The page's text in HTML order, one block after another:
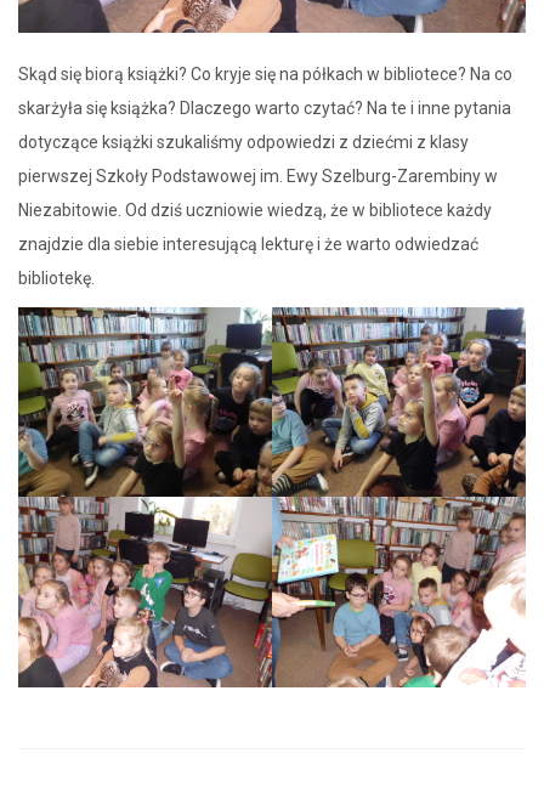
Skąd się biorą książki? Co kryje się na półkach w bibliotece? Na co
skarżyła się książka? Dlaczego warto czytać? Na te i inne pytania
dotyczące książki szukaliśmy odpowiedzi z dziećmi z klasy
pierwszej Szkoły Podstawowej im. Ewy Szelburg-Zarembiny w
Niezabitowie. Od dziś uczniowie wiedzą, że w bibliotece każdy
znajdzie dla siebie interesującą lekturę i że warto odwiedzać
bibliotekę.